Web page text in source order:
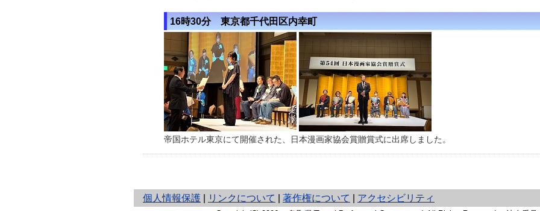
16時30分 東京都千代田区内幸町
帝国ホテル東京にて開催された、日本漫画家協会賞贈賞式に出席しました。
個人情報保護
と
り
リンクについて 著作権について アクセシビリティ